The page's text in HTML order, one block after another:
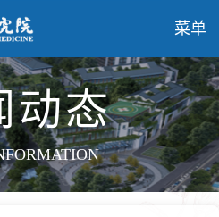
菜单
动态